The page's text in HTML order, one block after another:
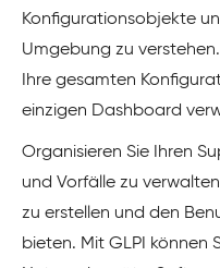
Konfigurationsobjekte
Umgebung zu
Ihre gesamten
einzigen Dashboard
Organisieren Sie Ihren
und Vorfälle zu
zu erstellen und den
bieten. Mit GLPI können